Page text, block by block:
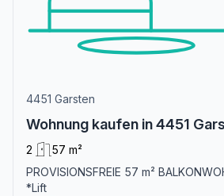
4451 Garsten
Wohnung kaufen in 4451
2
57 m²
PROVISIONSFREIE 57 m²
*Lift